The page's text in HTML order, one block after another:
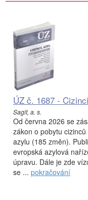
ÚZ č. 1687 -
Sagit, a. s.
Od června 2026 se
zákon o pobytu
azylu (185 změn).
evropská azylová
úpravu. Dále je zde
se ... pokračování